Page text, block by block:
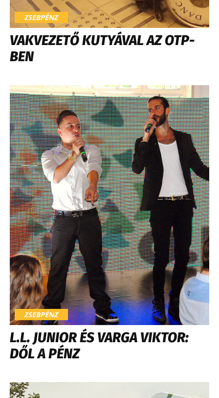
ZSEBPÉNZ
VAKVEZETŐ KUTYÁVAL AZ OTP-
BEN
ZSEBPÉNZ
L.L. JUNIOR ÉS VARGA VIKTOR:
DŐL A PÉNZ